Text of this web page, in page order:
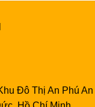
Đô Thị An Phú